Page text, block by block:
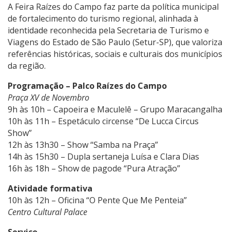
A Feira Raízes do Campo faz parte da política municipal
de fortalecimento do turismo regional, alinhada à
identidade reconhecida pela Secretaria de Turismo e
Viagens do Estado de São Paulo (Setur-SP), que valoriza
referências históricas, sociais e culturais dos municípios
da região.
Programação – Palco Raízes do Campo
Praça XV de Novembro
9h às 10h – Capoeira e Maculelê – Grupo Maracangalha
10h às 11h – Espetáculo circense “De Lucca Circus
Show”
12h às 13h30 – Show “Samba na Praça”
14h às 15h30 – Dupla sertaneja Luísa e Clara Dias
16h às 18h – Show de pagode “Pura Atração”
Atividade formativa
10h às 12h – Oficina “O Pente Que Me Penteia”
Centro Cultural Palace